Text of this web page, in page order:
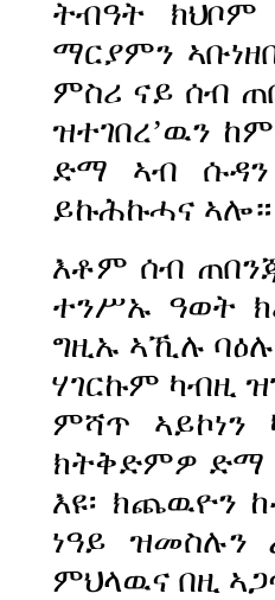
ትብዓት
ማርያምን
ምስሪ ናይ ሰብ
ዝተገበረ’ዉን
ድማ ኣብ ሱዳን
ይኩሕኩሓና ኣሎ።
እቶም ሰብ
ተንሥኡ ዓወት
ግዚኡ ኣኺሉ
ሃገርኩም ካብዚ
ምሻጥ ኣይኮነን
ክትቅድምዎ ድማ
እዩ፡ ክጨዉዮን
ነዓይ ዝመስሉን
ምህላዉና በዚ